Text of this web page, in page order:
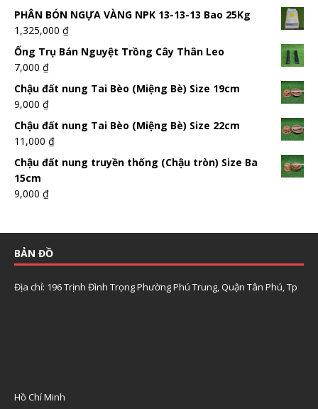
PHÂN BÓN NGỰA VÀNG NPK 13-13-13 Bao 25Kg
1,325,000 ₫
Ống Trụ Bán Nguyệt Trồng Cây Thân Leo
7,000 ₫
Chậu đất nung Tai Bèo (Miệng Bè) Size 19cm
9,000 ₫
Chậu đất nung Tai Bèo (Miệng Bè) Size 22cm
11,000 ₫
Chậu đất nung truyền thống (Chậu tròn) Size Ba
15cm
9,000 ₫
BẢN ĐỒ
Địa chỉ: 196 Trịnh Đình Trọng Phường Phú Trung, Quận Tân Phú, Tp
Hồ Chí Minh